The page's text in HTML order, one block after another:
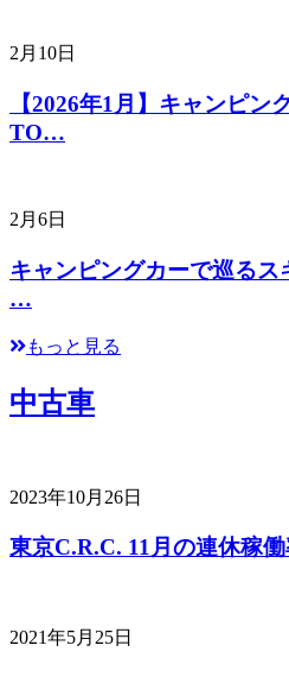
2月10日
【2026年1月】キャンピン
TO…
2月6日
キャンピングカーで巡る
…
もっと見る
中古車
2023年10月26日
東京C.R.C. 11月の連休稼
2021年5月25日